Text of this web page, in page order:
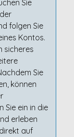
Sie
folgen Sie
Kontos.
sicheres
Sie
können
Sie ein in die
erleben
auf